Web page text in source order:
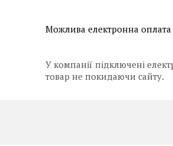
У компанії підключені
товар не покидаючи сайту.